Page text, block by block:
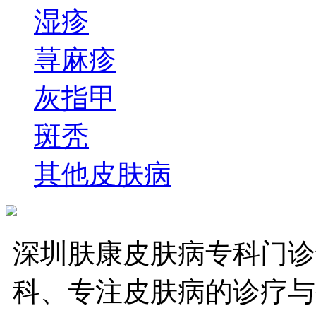
湿疹
荨麻疹
灰指甲
斑秃
其他皮肤病
深圳肤康皮肤病专科门
科、专注皮肤病的诊疗